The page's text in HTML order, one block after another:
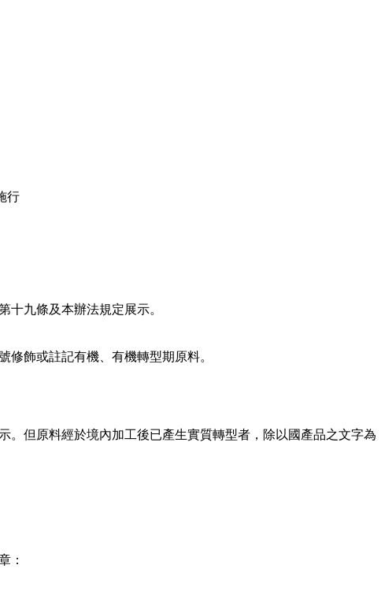
行
九條及本辦法規定展示。
飾或註記有機、有機轉型期原料。
但原料經於境內加工後已產生實質轉型者，除以國產品之文字為
：